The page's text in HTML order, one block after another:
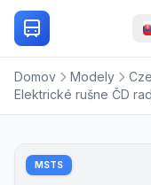
Domov Modely
Elektrické rušne ČD
MSTS